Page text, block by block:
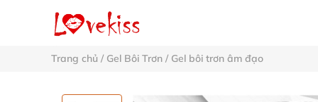
Trang chủ / Gel Bôi Trơn / Gel bôi trơn âm đạo